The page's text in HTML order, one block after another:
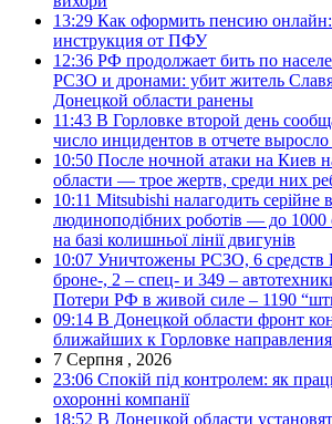
13:29 Как оформить пенсию
инструкция от ПФУ
12:36 РФ продолжает бить по
РСЗО и дронами: убит житель
Донецкой области ранены
11:43 В Горловке второй день
число инцидентов в отчете выросло
10:50 После ночной атаки на Киев
области — трое жертв, среди них
10:11 Mitsubishi налагодить серійне
людиноподібних роботів — до 1000
на базі колишньої лінії двигунів
10:07 Уничтожены РСЗО, 6 средств
броне-, 2 – спец- и 349 –
Потери РФ в живой силе – 1190
09:14 В Донецкой области фронт
ближайших к Горловке
7 Серпня , 2026
23:06 Спокій під контролем: як
охоронні компанії
18:52 В Донецкой области